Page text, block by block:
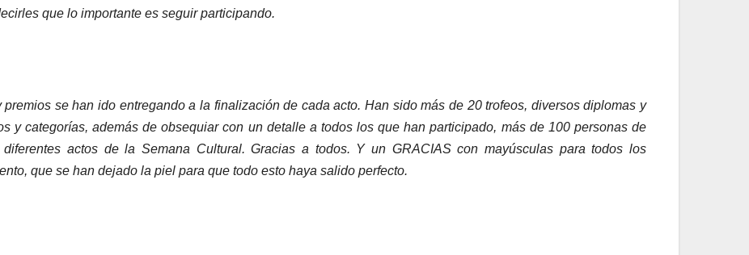
que lo importante es seguir participando.
se han ido entregando a la finalización de cada acto. Han sido más de 20 trofeos, diversos diplomas y
y categorías, además de obsequiar con un detalle a todos los que han participado, más de 100 personas de
actos de la Semana Cultural. Gracias a todos. Y un GRACIAS con mayúsculas para todos los
que se han dejado la piel para que todo esto haya salido perfecto.